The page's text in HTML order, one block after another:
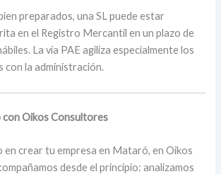
preparados, una SL puede estar
en el Registro Mercantil en un plazo de
La vía PAE agiliza especialmente los
con la administración.
con Oikos Consultores
en crear tu empresa en Mataró, en Oikos
desde el principio: analizamos